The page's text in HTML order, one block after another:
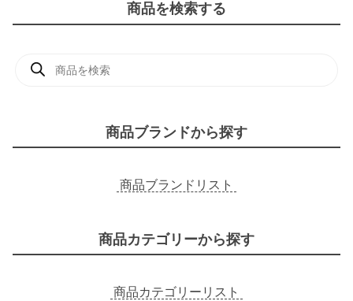
商品を検索する
商品ブランドから探す
商品ブランドリスト
商品カテゴリーから探す
商品カテゴリーリスト